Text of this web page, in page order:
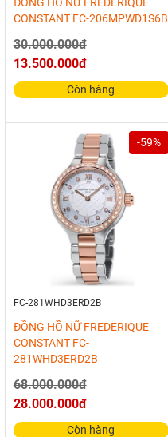
ĐỒNG HỒ NỮ FREDERIQUE
CONSTANT FC-206MPWD1S6B
30.000.000đ
13.500.000đ
Còn hàng
-59%
FC-281WHD3ERD2B
ĐỒNG HỒ NỮ FREDERIQUE
CONSTANT FC-
281WHD3ERD2B
68.000.000đ
28.000.000đ
Còn hàng